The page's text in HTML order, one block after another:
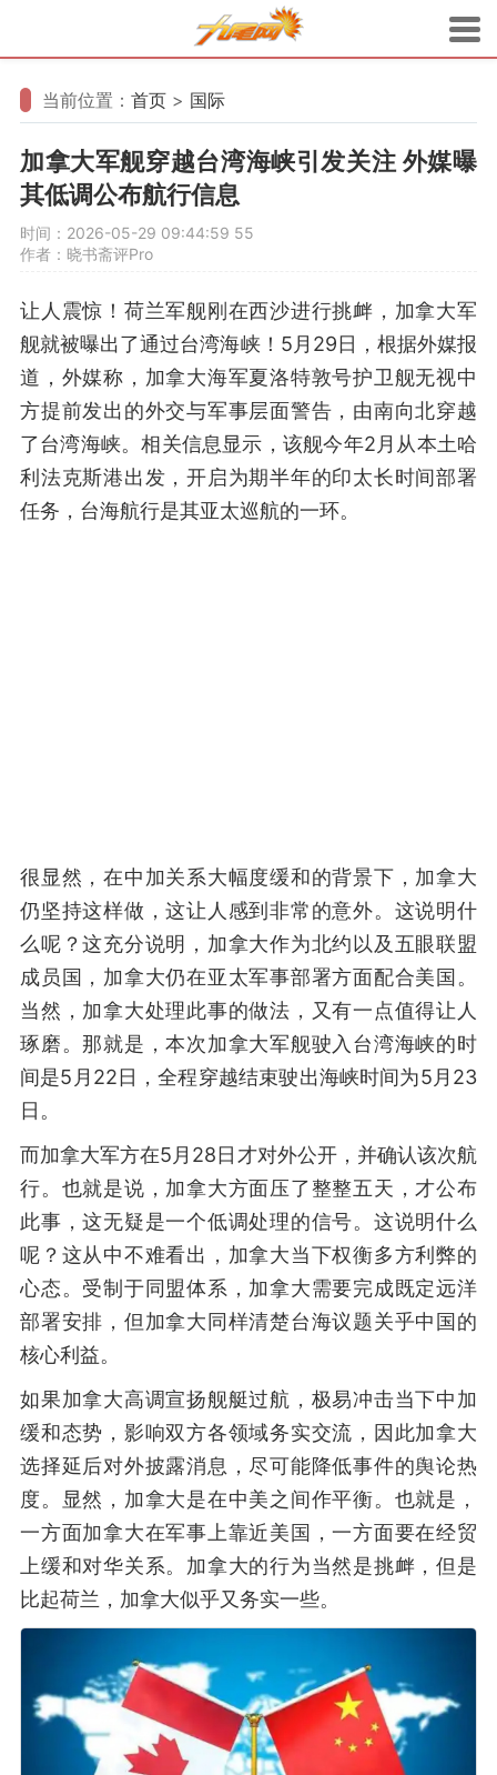
当前位置： 首页 > 国际
加拿大军舰穿越台湾海峡引发关注 外媒曝
其低调公布航行信息
时间：2026-05-29 09:44:59 55
作者：晓书斋评Pro
让人震惊！荷兰军舰刚在西沙进行挑衅，加拿大军
舰就被曝出了通过台湾海峡！5月29日，根据外媒报
道，外媒称，加拿大海军夏洛特敦号护卫舰无视中
方提前发出的外交与军事层面警告，由南向北穿越
了台湾海峡。相关信息显示，该舰今年2月从本土哈
利法克斯港出发，开启为期半年的印太长时间部署
任务，台海航行是其亚太巡航的一环。
很显然，在中加关系大幅度缓和的背景下，加拿大
仍坚持这样做，这让人感到非常的意外。这说明什
么呢？这充分说明，加拿大作为北约以及五眼联盟
成员国，加拿大仍在亚太军事部署方面配合美国。
当然，加拿大处理此事的做法，又有一点值得让人
琢磨。那就是，本次加拿大军舰驶入台湾海峡的时
间是5月22日，全程穿越结束驶出海峡时间为5月23
日。
而加拿大军方在5月28日才对外公开，并确认该次航
行。也就是说，加拿大方面压了整整五天，才公布
此事，这无疑是一个低调处理的信号。这说明什么
呢？这从中不难看出，加拿大当下权衡多方利弊的
心态。受制于同盟体系，加拿大需要完成既定远洋
部署安排，但加拿大同样清楚台海议题关乎中国的
核心利益。
如果加拿大高调宣扬舰艇过航，极易冲击当下中加
缓和态势，影响双方各领域务实交流，因此加拿大
选择延后对外披露消息，尽可能降低事件的舆论热
度。显然，加拿大是在中美之间作平衡。也就是，
一方面加拿大在军事上靠近美国，一方面要在经贸
上缓和对华关系。加拿大的行为当然是挑衅，但是
比起荷兰，加拿大似乎又务实一些。